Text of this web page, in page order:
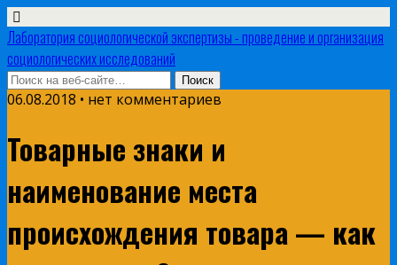
Лаборатория социологической экспертизы - проведение и организация
социологических исследований
06.08.2018 • нет комментариев
Товарные знаки и
наименование места
происхождения товара — как